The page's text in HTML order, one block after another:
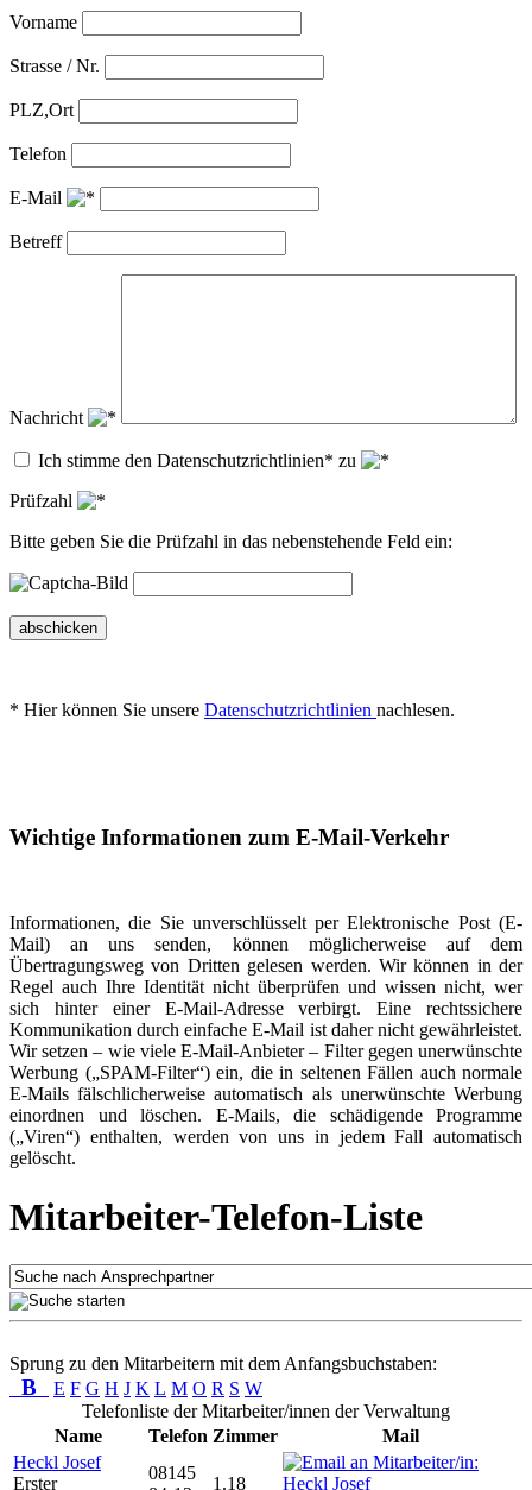
Vorname
Strasse / Nr.
PLZ,Ort
Telefon
E-Mail
Betreff
Nachricht
Ich stimme den Datenschutzrichtlinien* zu
Prüfzahl
Bitte geben Sie die Prüfzahl in das nebenstehende Feld ein:
abschicken
* Hier können Sie unsere Datenschutzrichtlinien nachlesen.
Wichtige Informationen zum E-Mail-Verkehr
Informationen, die Sie unverschlüsselt per Elektronische Post (E-
Mail) an uns senden, können möglicherweise auf dem
Übertragungsweg von Dritten gelesen werden. Wir können in der
Regel auch Ihre Identität nicht überprüfen und wissen nicht, wer
sich hinter einer E-Mail-Adresse verbirgt. Eine rechtssichere
Kommunikation durch einfache E-Mail ist daher nicht gewährleistet.
Wir setzen – wie viele E-Mail-Anbieter – Filter gegen unerwünschte
Werbung („SPAM-Filter“) ein, die in seltenen Fällen auch normale
E-Mails fälschlicherweise automatisch als unerwünschte Werbung
einordnen und löschen. E-Mails, die schädigende Programme
(„Viren“) enthalten, werden von uns in jedem Fall automatisch
gelöscht.
Mitarbeiter-Telefon-Liste
Sprung zu den Mitarbeitern mit dem Anfangsbuchstaben:
B E F G H J K L M O R S W
Telefonliste der Mitarbeiter/innen der Verwaltung
Name
Telefon Zimmer
Mail
Heckl Josef
Erster
08145
1.18